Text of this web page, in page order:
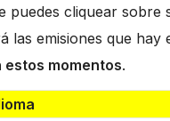
puedes cliquear sobre
las emisiones que hay
estos momentos.